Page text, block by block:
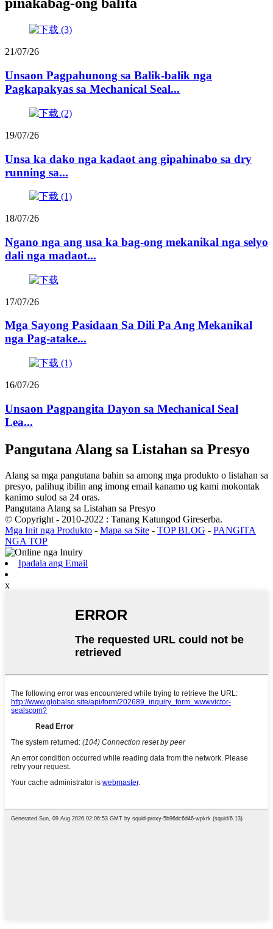
pinakabag-ong balita
21/07/26
Unsaon Pagpahunong sa Balik-balik nga
Pagkapakyas sa Mechanical Seal...
19/07/26
Unsa ka dako nga kadaot ang gipahinabo sa dry
running sa...
18/07/26
Ngano nga ang usa ka bag-ong mekanikal nga selyo
dali nga madaot...
17/07/26
Mga Sayong Pasidaan Sa Dili Pa Ang Mekanikal
nga Pag-atake...
16/07/26
Unsaon Pagpangita Dayon sa Mechanical Seal
Lea...
Pangutana Alang sa Listahan sa Presyo
Alang sa mga pangutana bahin sa among mga produkto o listahan sa
presyo, palihug ibilin ang imong email kanamo ug kami mokontak
kanimo sulod sa 24 oras.
Pangutana Alang sa Listahan sa Presyo
© Copyright - 2010-2022 : Tanang Katungod Gireserba.
Mga Init nga Produkto - Mapa sa Site - TOP BLOG - PANGITA
NGA TOP
Ipadala ang Email
x